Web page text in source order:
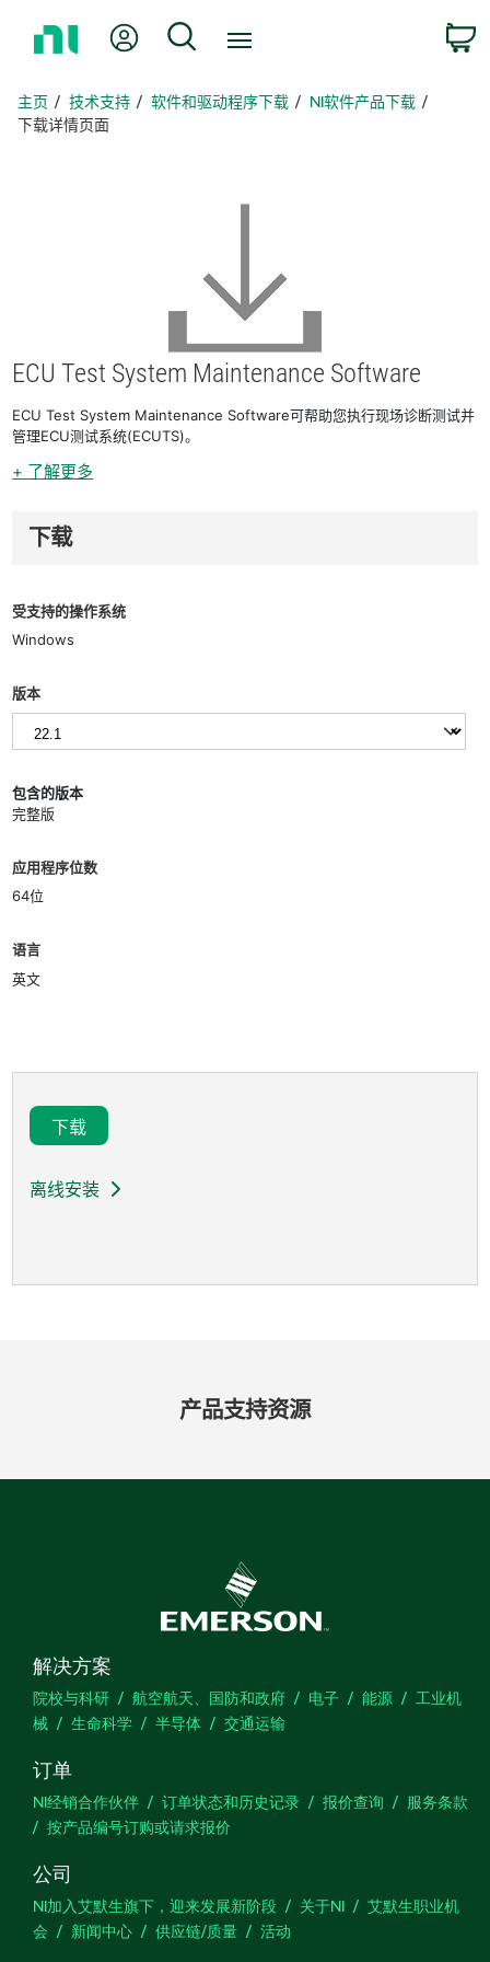
页
我的账户 搜索
主页 技术支持 软件和驱动程序下载
NI软件产品下载
下载详情页面
ECU Test System Maintenance Software
ECU Test System Maintenance Software可帮助您执行现场诊断测试并
管理ECU测试系统(ECUTS)。
+ 了解更多
下载
受支持的操作系统
Windows
版本
包含的版本
完整版
应用程序位数
64位
语言
英文
下载
离线安装
产品​支持​资源
解决方案
院校与科研 航空航天、国防和政府 电子 能源
工业机
械
生命科学 半导体 交通运输
订单
NI经销合作伙伴 订单状态和历史记录 报价查询
服务条款
按产品编号订购或请求报价
公司
NI加入艾默生旗下，迎来发展新阶段 关于NI
艾默生职业机
会
新闻中心 供应链/质量 活动